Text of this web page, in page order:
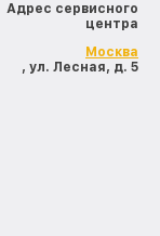
Адрес сервисного
центра
Москва
, ул. Лесная, д. 5